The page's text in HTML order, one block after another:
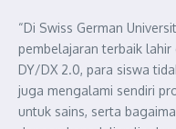
“Di Swiss German
pembelajaran terbaik
DY/DX 2.0, para siswa
juga mengalami sendiri
untuk sains, serta